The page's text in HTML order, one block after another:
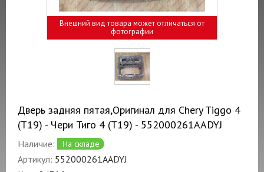
Внешний вид товара может отличаться от
фотографии
Дверь задняя пятая,Оригинал для Chery Tiggo 4
(T19) - Чери Тиго 4 (T19) - 552000261AADYJ
Наличие: На складе
Артикул: 552000261AADYJ